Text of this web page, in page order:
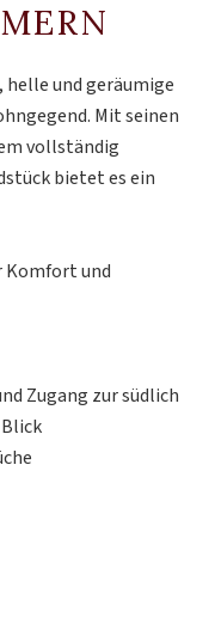
helle und geräumige
Mit seinen
vollständig
bietet es ein
Komfort und
Zugang zur südlich